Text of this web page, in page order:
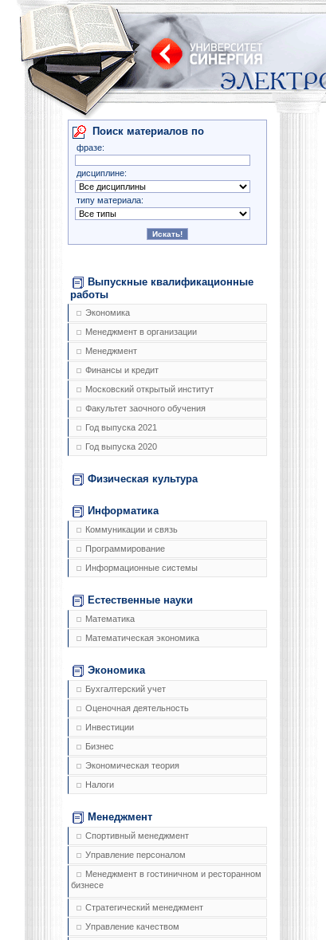
Поиск материалов по
фразе:
дисциплине:
типу материала:
Выпускные квалификационные
работы
Экономика
Менеджмент в организации
Менеджмент
Финансы и кредит
Московский открытый институт
Факультет заочного обучения
Год выпуска 2021
Год выпуска 2020
Физическая культура
Информатика
Коммуникации и связь
Программирование
Информационные системы
Естественные науки
Математика
Математическая экономика
Экономика
Бухгалтерский учет
Оценочная деятельность
Инвестиции
Бизнес
Экономическая теория
Налоги
Менеджмент
Спортивный менеджмент
Управление персоналом
Менеджмент в гостиничном и ресторанном
бизнесе
Стратегический менеджмент
Управление качеством